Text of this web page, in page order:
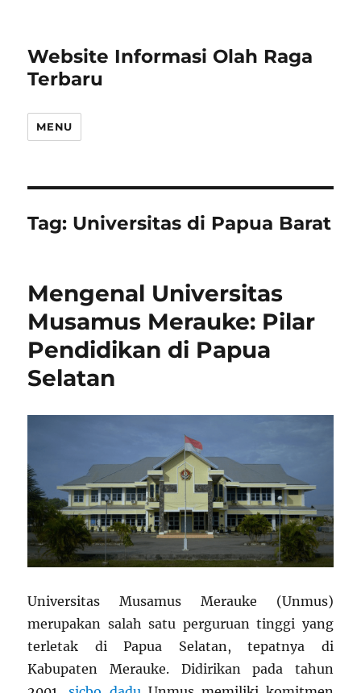
Website Informasi Olah Raga
Terbaru
MENU
Tag: Universitas di Papua Barat
Mengenal Universitas
Musamus Merauke: Pilar
Pendidikan di Papua
Selatan
Universitas Musamus Merauke (Unmus)
merupakan salah satu perguruan tinggi yang
terletak di Papua Selatan, tepatnya di
Kabupaten Merauke. Didirikan pada tahun